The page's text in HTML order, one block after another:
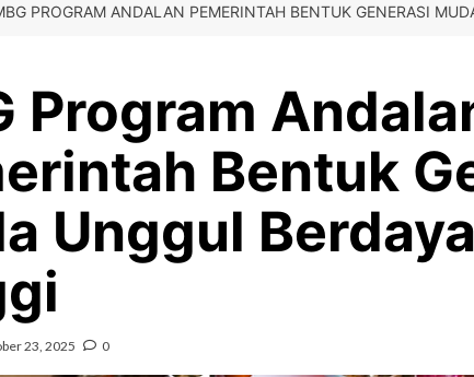
PROGRAM ANDALAN PEMERINTAH BENTUK GENERASI
Program
Bentuk
Unggul
23, 2025 0